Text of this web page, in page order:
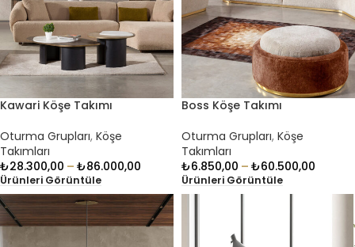
Kawari Köşe Takımı
Oturma Grupları, Köşe
Takımları
₺28.300,00 – ₺86.000,00
Ürünleri Görüntüle
Boss Köşe Takımı
Oturma Grupları, Köşe
Takımları
₺6.850,00 – ₺60.500,00
Ürünleri Görüntüle